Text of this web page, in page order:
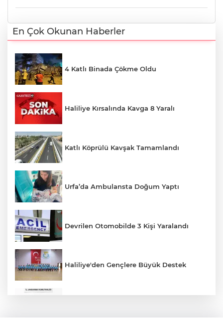
En Çok Okunan Haberler
4 Katlı Binada Çökme Oldu
Haliliye Kırsalında Kavga 8 Yaralı
Katlı Köprülü Kavşak Tamamlandı
Urfa’da Ambulansta Doğum Yaptı
Devrilen Otomobilde 3 Kişi Yaralandı
Haliliye'den Gençlere Büyük Destek